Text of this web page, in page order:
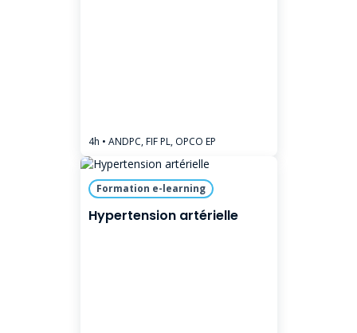
4h • ANDPC, FIF PL, OPCO EP
Formation e-learning
Hypertension artérielle